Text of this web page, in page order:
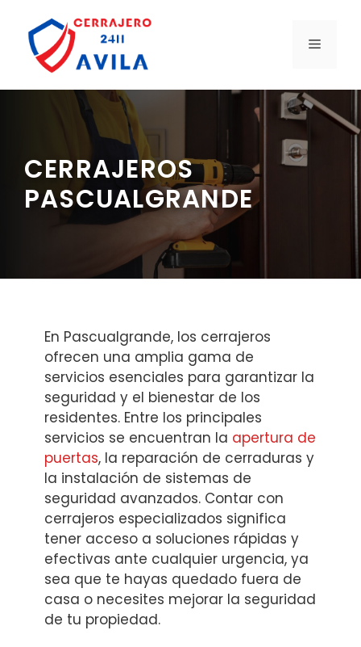
contenido
MENÚ
CERRAJEROS
PASCUALGRANDE
En Pascualgrande, los cerrajeros
ofrecen una amplia gama de
servicios esenciales para garantizar la
seguridad y el bienestar de los
residentes. Entre los principales
servicios se encuentran la apertura de
puertas, la reparación de cerraduras y
la instalación de sistemas de
seguridad avanzados. Contar con
cerrajeros especializados significa
tener acceso a soluciones rápidas y
efectivas ante cualquier urgencia, ya
sea que te hayas quedado fuera de
casa o necesites mejorar la seguridad
de tu propiedad.